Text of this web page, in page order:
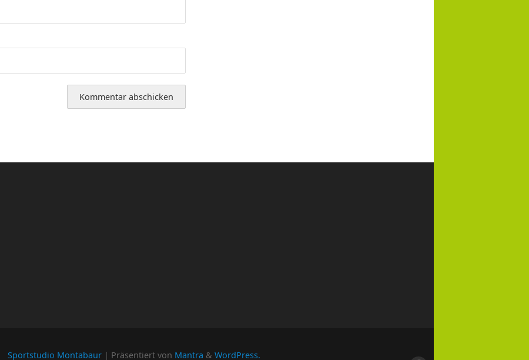
Sportstudio Montabaur | Präsentiert von Mantra & WordPress.